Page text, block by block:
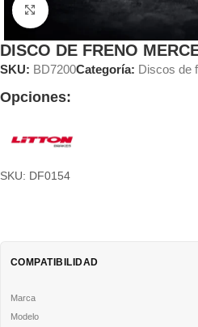
Clic para ampliar
DISCO DE FRENO
SKU: BD7200Categoría: Discos de
Opciones:
SKU: DF0154
COMPATIBILIDAD